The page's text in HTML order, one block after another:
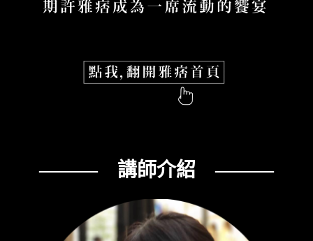
——— 講師介紹 ———